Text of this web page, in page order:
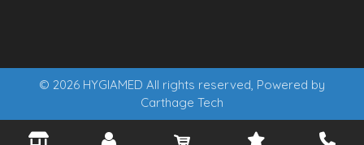
© 2026 HYGIAMED All rights reserved, Powered by
Carthage Tech